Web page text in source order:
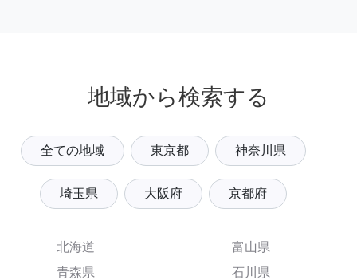
地域から検索する
全ての地域 東京都 神奈川県
埼玉県 大阪府 京都府
北海道
青森県
富山県
石川県